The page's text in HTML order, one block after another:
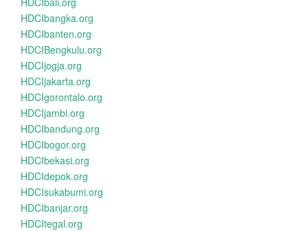
HDCIbangka.org
HDCIbanten.org
HDCIBengkulu.org
HDCIjogja.org
HDCIjakarta.org
HDCIgorontalo.org
HDCIjambi.org
HDCIbandung.org
HDCIbogor.org
HDCIbekasi.org
HDCIdepok.org
HDCIsukabumi.org
HDCIbanjar.org
HDCItegal.org